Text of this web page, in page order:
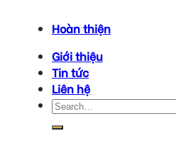
Hoàn thiện
Giới thiệu
Tin tức
Liên hệ